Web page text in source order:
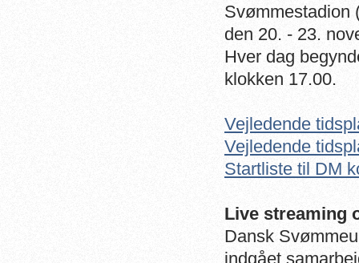
Svømmestadion
den 20. - 23.
Hver dag
klokken 17.00.
Vejledende
Vejledende
Startliste til DM
Live streaming
Dansk
indgået